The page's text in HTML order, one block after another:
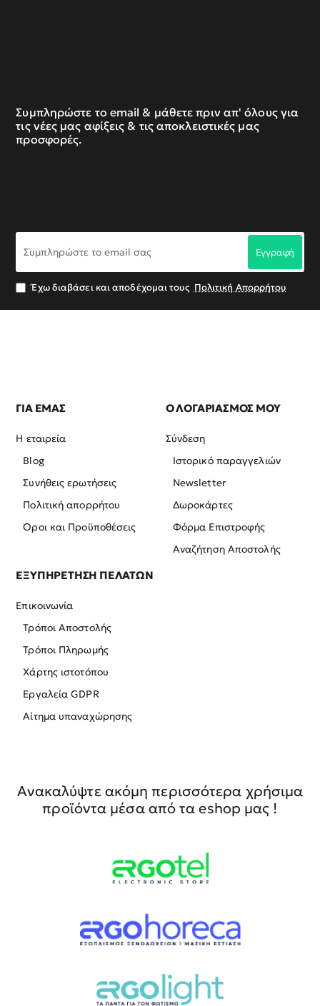
Συμπληρώστε το email & μάθετε πριν απ' όλους για
τις νέες μας αφίξεις & τις αποκλειστικές μας
προσφορές.
το
σας
Εγγραφή
Έχω διαβάσει και αποδέχομαι τους Πολιτική Απορρήτου
ΓΙΑ ΕΜΑΣ
Η εταιρεία
Blog
Συνήθεις ερωτήσεις
Πολιτική απορρήτου
Όροι και Προϋποθέσεις
Ο ΛΟΓΑΡΙΑΣΜΟΣ ΜΟΥ
Σύνδεση
Ιστορικό παραγγελιών
Newsletter
Δωροκάρτες
Φόρμα Επιστροφής
Αναζήτηση Αποστολής
ΕΞΥΠΗΡΕΤΗΣΗ ΠΕΛΑΤΩΝ
Επικοινωνία
Τρόποι Αποστολής
Τρόποι Πληρωμής
Χάρτης ιστοτόπου
Εργαλεία GDPR
Αίτημα υπαναχώρησης
Ανακαλύψτε ακόμη περισσότερα χρήσιμα
προϊόντα μέσα από τα eshop μας !